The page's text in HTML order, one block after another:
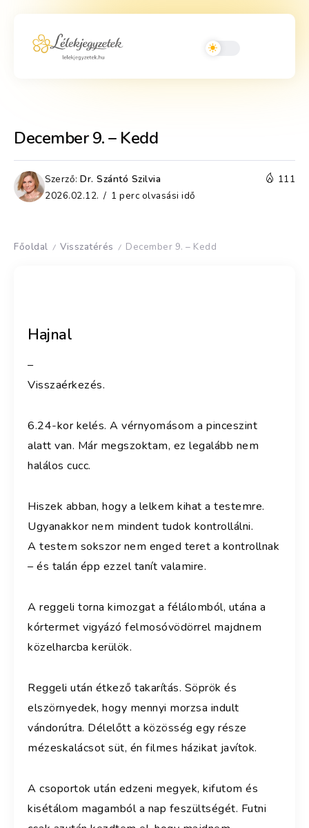
December 9. – Kedd
Szerző: Dr. Szántó Szilvia
2026.02.12.
1 perc olvasási idő
111
Főoldal / Visszatérés / December 9. – Kedd
Hajnal
–
Visszaérkezés.
6.24-kor kelés. A vérnyomásom a pinceszint
alatt van. Már megszoktam, ez legalább nem
halálos cucc.
Hiszek abban, hogy a lelkem kihat a testemre.
Ugyanakkor nem mindent tudok kontrollálni.
A testem sokszor nem enged teret a kontrollnak
– és talán épp ezzel tanít valamire.
A reggeli torna kimozgat a félálomból, utána a
kórtermet vigyázó felmosóvödörrel majdnem
közelharcba kerülök.
Reggeli után étkező takarítás. Söprök és
elszörnyedek, hogy mennyi morzsa indult
vándorútra. Délelőtt a közösség egy része
mézeskalácsot süt, én filmes házikat javítok.
A csoportok után edzeni megyek, kifutom és
kisétálom magamból a nap feszültségét. Futni